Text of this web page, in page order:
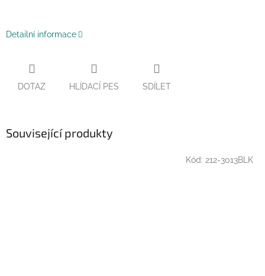
Detailní informace
DOTAZ HLÍDACÍ PES SDÍLET
Související produkty
Kód: 212-3013BLK